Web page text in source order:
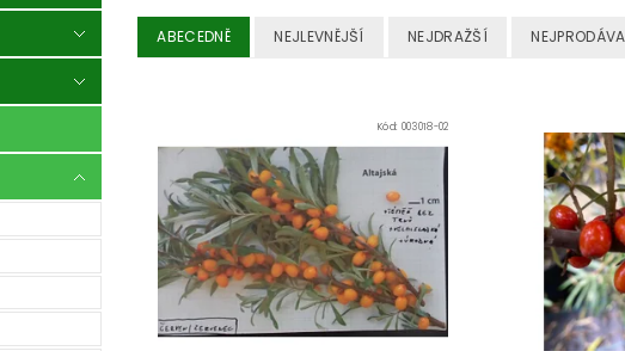
ABECEDNĚ NEJLEVNĚJŠÍ NEJDRAŽŠÍ
Kód: 003018-02